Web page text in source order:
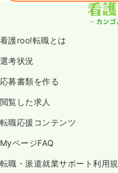
看護roo!転職とは
選考状況
応募書類を作る
閲覧した求人
転職応援コンテンツ
MyページFAQ
転職・派遣就業サポート利用